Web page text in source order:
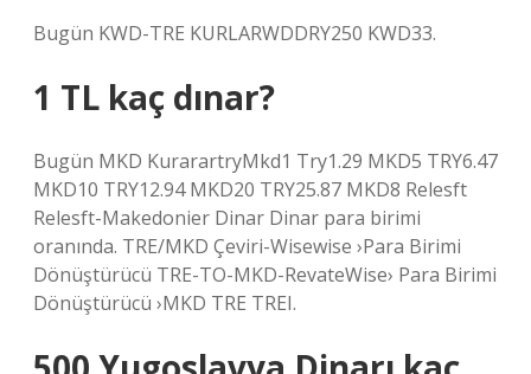
Bugün KWD-TRE KURLARWDDRY250 KWD33.
1 TL kaç dınar?
Bugün MKD KurarartryMkd1 Try1.29 MKD5 TRY6.47
MKD10 TRY12.94 MKD20 TRY25.87 MKD8 Relesft
Relesft-Makedonier Dinar Dinar para birimi
oranında. TRE/MKD Çeviri-Wisewise ›Para Birimi
Dönüştürücü TRE-TO-MKD-RevateWise› Para Birimi
Dönüştürücü ›MKD TRE TREI.